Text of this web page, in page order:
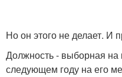
Но он этого не делает. И
Должность - выборная на
следующем году на его